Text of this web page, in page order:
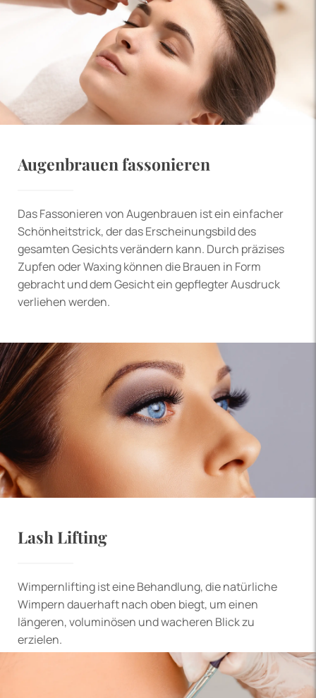
Augenbrauen fassonieren
Das Fassonieren von Augenbrauen ist ein einfacher
Schönheitstrick, der das Erscheinungsbild des
gesamten Gesichts verändern kann. Durch präzises
Zupfen oder Waxing können die Brauen in Form
gebracht und dem Gesicht ein gepflegter Ausdruck
verliehen werden.
Lash Lifting
Wimpernlifting ist eine Behandlung, die natürliche
Wimpern dauerhaft nach oben biegt, um einen
längeren, voluminösen und wacheren Blick zu
erzielen.